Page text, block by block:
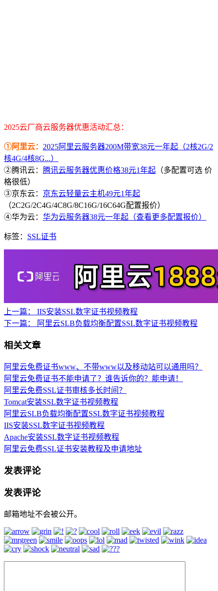
2025云厂商云服务器优惠活动汇总：
①阿里云： 2025阿里云服务器200M带宽38元一年起（2核2G/2
核4G/4核8G...）
②腾讯云： 腾讯云服务器优惠价格38元1年起 （多配置可选 价
格很低）
③京东云： 京东云轻量云主机49元1年起
（2C2G/2C4G/4C8G/8C16G/16C64G配置报价）
④华为云： 华为云服务器38元一年起（查看更多配置报价）
标签： SSL证书
上一篇：
IIS安装SSL数字证书视频教程
下一篇：
阿里云SLB负载均衡配置SSL数字证书视频教程
相关文章
阿里云免费证书www、不带www以及移动站可以通用吗？
阿里云免费证书不能申请了？谁告诉你的？能申请！
阿里云免费SSL证书审核多长时间？
Tomcat安装SSL数字证书视频教程
阿里云SLB负载均衡配置SSL数字证书视频教程
IIS安装SSL数字证书视频教程
Apache安装SSL数字证书视频教程
阿里云免费SSL证书安装教程及申请地址
发表评论
发表评论
邮箱地址不会被公开。